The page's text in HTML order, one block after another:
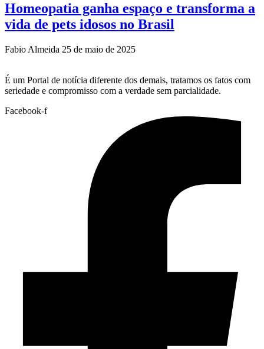
Homeopatia ganha espaço e transforma a
vida de pets idosos no Brasil
Fabio Almeida 25 de maio de 2025
É um Portal de notícia diferente dos demais, tratamos os fatos com
seriedade e compromisso com a verdade sem parcialidade.
Facebook-f